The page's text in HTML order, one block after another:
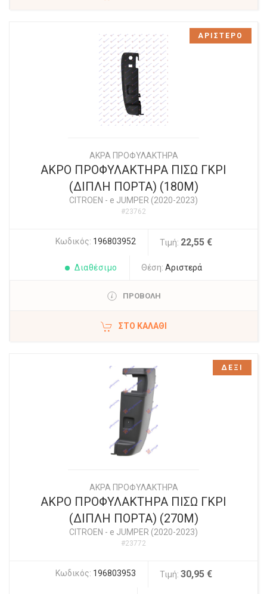
ΑΚΡΑ ΠΡΟΦΥΛΑΚΤΗΡΑ
ΑΚΡΟ ΠΡΟΦΥΛΑΚΤΗΡΑ ΠΙΣΩ ΓΚΡΙ
(ΔΙΠΛΗ ΠΟΡΤΑ) (180M)
CITROEN - e JUMPER (2020-2023)
#23762
Κωδικός: 196803952 Τιμή: 22,55 €
Διαθέσιμο Θέση: Αριστερά
ΠΡΟΒΟΛΗ
ΣΤΟ ΚΑΛΆΘΙ
ΑΡΙΣΤΕΡΟ
ΑΚΡΑ ΠΡΟΦΥΛΑΚΤΗΡΑ
ΑΚΡΟ ΠΡΟΦΥΛΑΚΤΗΡΑ ΠΙΣΩ ΓΚΡΙ
(ΔΙΠΛΗ ΠΟΡΤΑ) (270M)
CITROEN - e JUMPER (2020-2023)
#23772
Κωδικός: 196803953 Τιμή: 30,95 €
ΔΕΞΙ